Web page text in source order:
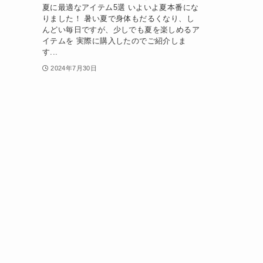
夏に最適なアイテム5選 いよいよ夏本番にな
りました！ 暑い夏で身体もだるくなり、し
んどい毎日ですが、少しでも夏を楽しめるア
イテムを 実際に購入したのでご紹介しま
す...
2024年7月30日